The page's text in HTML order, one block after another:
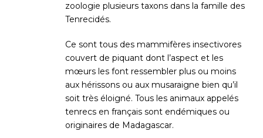
zoologie plusieurs taxons dans la famille des
Tenrecidés.
Ce sont tous des mammifères insectivores
couvert de piquant dont l’aspect et les
mœurs les font ressembler plus ou moins
aux hérissons ou aux musaraigne bien qu’il
soit très éloigné. Tous les animaux appelés
tenrecs en français sont endémiques ou
originaires de Madagascar.